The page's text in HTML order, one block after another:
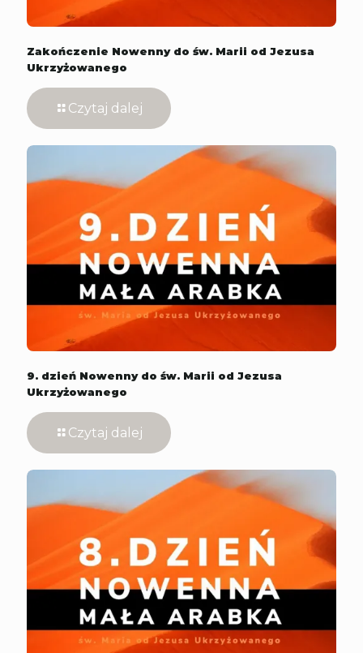
Zakończenie Nowenny do św. Marii od Jezusa
Ukrzyżowanego
Czytaj dalej
9. dzień Nowenny do św. Marii od Jezusa
Ukrzyżowanego
Czytaj dalej